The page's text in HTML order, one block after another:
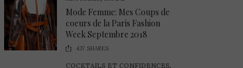
Mode Femme: Mes Coups de
coeurs de la Paris Fashion
Week Septembre 2018
437 SHARES
COCKTAILS ET CONFIDENCES,